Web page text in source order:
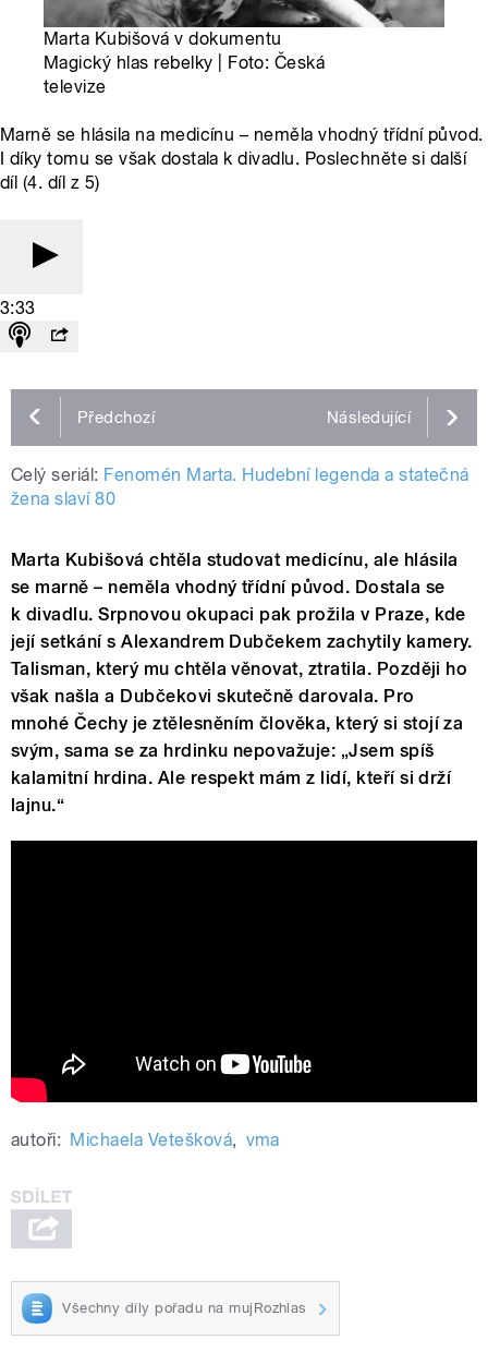
Marta Kubišová v dokumentu
Magický hlas rebelky | Foto: Česká
televize
Marně se hlásila na medicínu – neměla vhodný třídní původ.
I díky tomu se však dostala k divadlu. Poslechněte si další
díl (4. díl z 5)
3:33
Předchozí Následující
Celý seriál: Fenomén Marta. Hudební legenda a statečná
žena slaví 80
Marta Kubišová chtěla studovat medicínu, ale hlásila
se marně – neměla vhodný třídní původ. Dostala se
k divadlu. Srpnovou okupaci pak prožila v Praze, kde
její setkání s Alexandrem Dubčekem zachytily kamery.
Talisman, který mu chtěla věnovat, ztratila. Později ho
však našla a Dubčekovi skutečně darovala. Pro
mnohé Čechy je ztělesněním člověka, který si stojí za
svým, sama se za hrdinku nepovažuje: „Jsem spíš
kalamitní hrdina. Ale respekt mám z lidí, kteří si drží
lajnu.“
autoři: Michaela Vetešková, vma
Všechny díly pořadu na mujRozhlas